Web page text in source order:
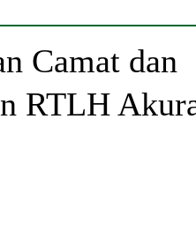
Camat dan
RTLH